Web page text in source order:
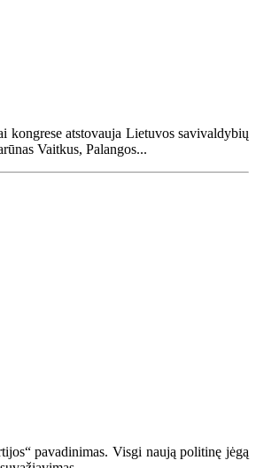
kongrese atstovauja Lietuvos savivaldybių
Vaitkus, Palangos...
pavadinimas. Visgi naują politinę jėgą